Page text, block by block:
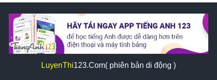
LuyenThi123.Com( phiên bản di động )